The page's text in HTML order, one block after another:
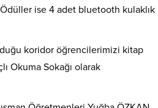
ise 4 adet bluetooth kulaklık
koridor öğrencilerimizi kitap
Okuma Sokağı olarak